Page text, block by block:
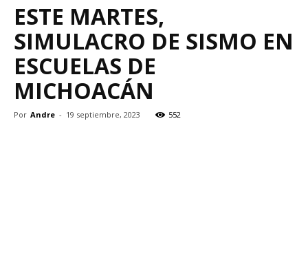
ESTE MARTES,
SIMULACRO DE SISMO EN
ESCUELAS DE
MICHOACÁN
Por Andre - 19 septiembre, 2023 552